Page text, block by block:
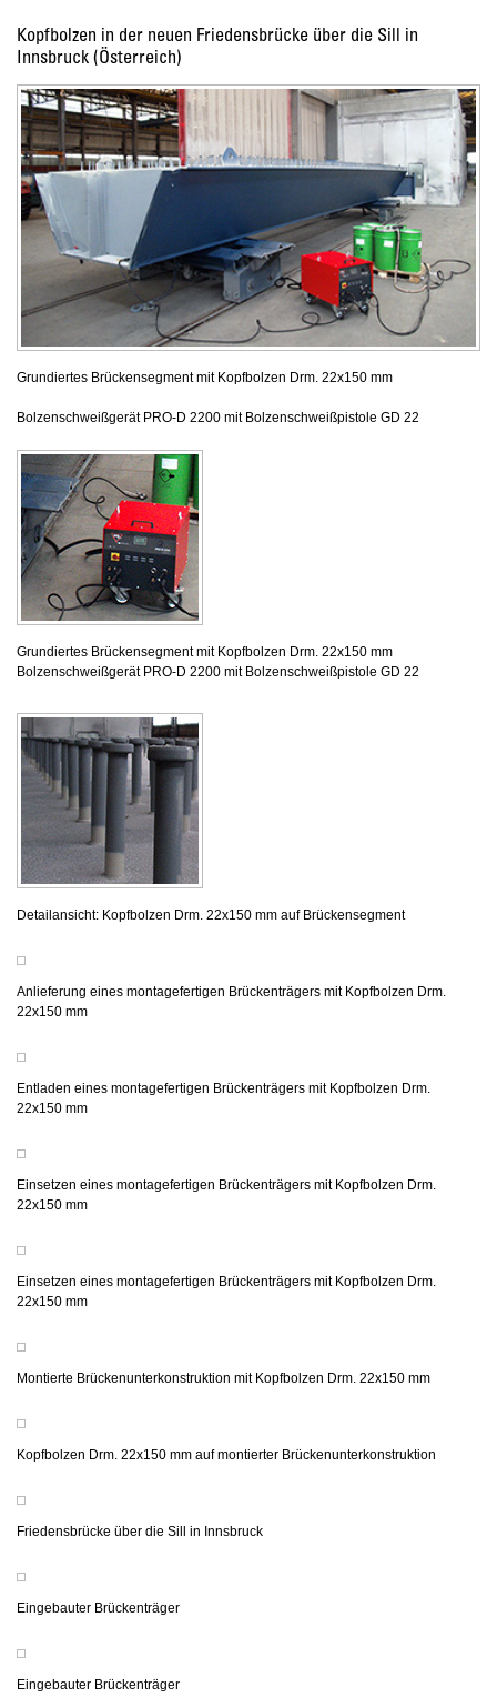
Kopfbolzen in der neuen Friedensbrücke über die Sill in
Innsbruck (Österreich)
Grundiertes Brückensegment mit Kopfbolzen Drm. 22x150 mm
Bolzenschweißgerät PRO-D 2200 mit Bolzenschweißpistole GD 22
Grundiertes Brückensegment mit Kopfbolzen Drm. 22x150 mm
Bolzenschweißgerät PRO-D 2200 mit Bolzenschweißpistole GD 22
Detailansicht: Kopfbolzen Drm. 22x150 mm auf Brückensegment
Anlieferung eines montagefertigen Brückenträgers mit Kopfbolzen Drm.
22x150 mm
Entladen eines montagefertigen Brückenträgers mit Kopfbolzen Drm.
22x150 mm
Einsetzen eines montagefertigen Brückenträgers mit Kopfbolzen Drm.
22x150 mm
Einsetzen eines montagefertigen Brückenträgers mit Kopfbolzen Drm.
22x150 mm
Montierte Brückenunterkonstruktion mit Kopfbolzen Drm. 22x150 mm
Kopfbolzen Drm. 22x150 mm auf montierter Brückenunterkonstruktion
Friedensbrücke über die Sill in Innsbruck
Eingebauter Brückenträger
Eingebauter Brückenträger